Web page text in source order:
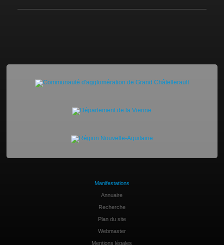
Manifestations
Annuaire
Recherche
Plan du site
Webmaster
Mentions légales